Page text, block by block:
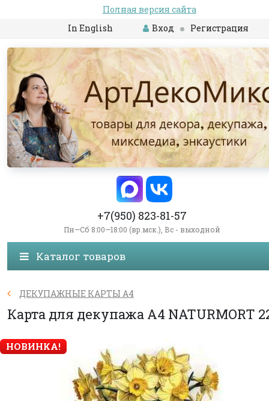
Полная версия сайта
In English
Вход Регистрация
+7(950) 823-81-57
Пн—Сб 8:00—18:00 (вр.мск.), Вс - выходной
Каталог товаров
ДЕКУПАЖНЫЕ КАРТЫ А4
Карта для декупажа А4 NATURMORT
НОВИНКА!